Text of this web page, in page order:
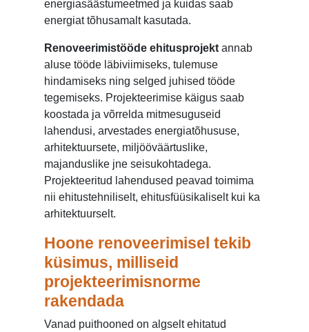
energiasäästumeetmed ja kuidas saab
energiat tõhusamalt kasutada.
Renoveerimistööde ehitusprojekt annab
aluse tööde läbiviimiseks, tulemuse
hindamiseks ning selged juhised tööde
tegemiseks. Projekteerimise käigus saab
koostada ja võrrelda mitmesuguseid
lahendusi, arvestades energiatõhususe,
arhitektuursete, miljööväärtuslike,
majanduslike jne seisukohtadega.
Projekteeritud lahendused peavad toimima
nii ehitustehniliselt, ehitusfüüsikaliselt kui ka
arhitektuurselt.
Hoone renoveerimisel tekib
küsimus, milliseid
projekteerimisnorme
rakendada
Vanad puithooned on algselt ehitatud